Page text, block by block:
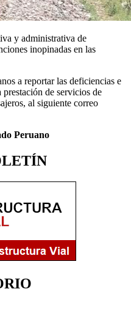
y administrativa de
inopinadas en las
a reportar las deficiencias e
prestación de servicios de
al siguiente correo
Peruano